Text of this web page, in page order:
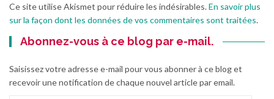
Ce site utilise Akismet pour réduire les indésirables.En savoir plus
sur la façon dont les données de vos commentaires sont traitées.
Abonnez-vous à ce blog par e-mail.
Saisissez votre adresse e-mail pour vous abonner à ce blog et
recevoir une notification de chaque nouvel article par email.